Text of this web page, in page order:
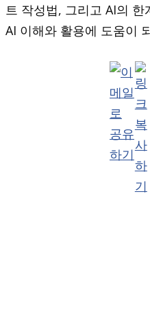
트 작성법, 그리고 AI의
AI 이해와 활용에 도움이